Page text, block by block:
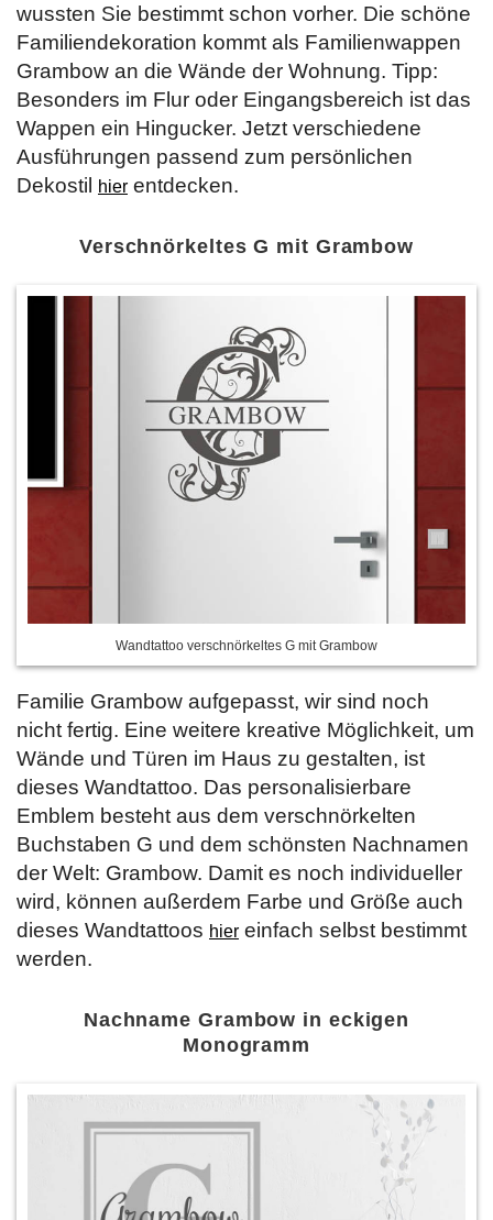
wussten Sie bestimmt schon vorher. Die schöne
Familiendekoration kommt als Familienwappen
Grambow an die Wände der Wohnung. Tipp:
Besonders im Flur oder Eingangsbereich ist das
Wappen ein Hingucker. Jetzt verschiedene
Ausführungen passend zum persönlichen
Dekostil hier entdecken.
Verschnörkeltes G mit Grambow
Wandtattoo verschnörkeltes G mit Grambow
Familie Grambow aufgepasst, wir sind noch
nicht fertig. Eine weitere kreative Möglichkeit, um
Wände und Türen im Haus zu gestalten, ist
dieses Wandtattoo. Das personalisierbare
Emblem besteht aus dem verschnörkelten
Buchstaben G und dem schönsten Nachnamen
der Welt: Grambow. Damit es noch individueller
wird, können außerdem Farbe und Größe auch
dieses Wandtattoos hier einfach selbst bestimmt
werden.
Nachname Grambow in eckigen
Monogramm